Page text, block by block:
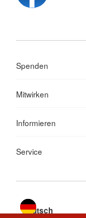
Spenden
Mitwirken
Informieren
Service
Sprache wechseln zu